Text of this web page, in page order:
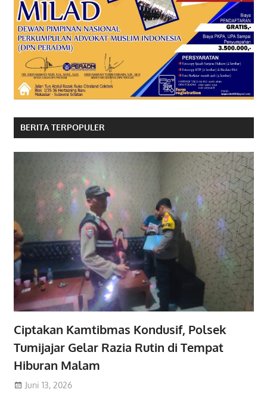
BERITA TERPOPULER
Ciptakan Kamtibmas Kondusif, Polsek
Tumijajar Gelar Razia Rutin di Tempat
Hiburan Malam
Juni 13, 2026